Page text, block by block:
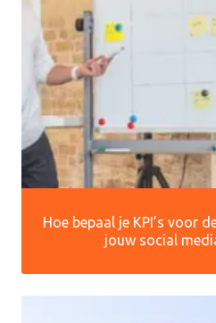
Hoe bepaal je KPI’s voor
jouw social